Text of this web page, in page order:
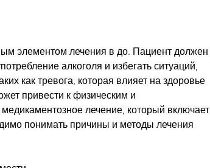
элементом лечения в до. Пациент должен
алкоголя и избегать ситуаций,
как тревога, которая влияет на здоровье
привести к физическим и
лечение, который включает
понимать причины и методы лечения